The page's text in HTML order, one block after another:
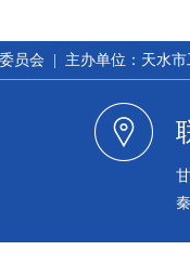
员会 | 主办单位：天水